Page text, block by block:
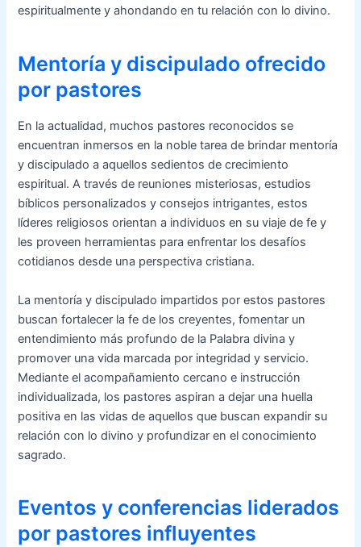
espiritualmente y ahondando en tu relación con lo divino.
Mentoría y discipulado ofrecido
por pastores
En la actualidad, muchos pastores reconocidos se
encuentran inmersos en la noble tarea de brindar mentoría
y discipulado a aquellos sedientos de crecimiento
espiritual. A través de reuniones misteriosas, estudios
bíblicos personalizados y consejos intrigantes, estos
líderes religiosos orientan a individuos en su viaje de fe y
les proveen herramientas para enfrentar los desafíos
cotidianos desde una perspectiva cristiana.
La mentoría y discipulado impartidos por estos pastores
buscan fortalecer la fe de los creyentes, fomentar un
entendimiento más profundo de la Palabra divina y
promover una vida marcada por integridad y servicio.
Mediante el acompañamiento cercano e instrucción
individualizada, los pastores aspiran a dejar una huella
positiva en las vidas de aquellos que buscan expandir su
relación con lo divino y profundizar en el conocimiento
sagrado.
Eventos y conferencias liderados
por pastores influyentes